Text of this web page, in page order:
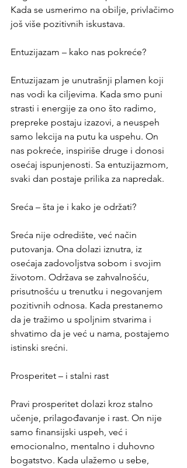
Kada se usmerimo na obilje, privlačimo
još više pozitivnih iskustava.
Entuzijazam – kako nas pokreće?
Entuzijazam je unutrašnji plamen koji
nas vodi ka ciljevima. Kada smo puni
strasti i energije za ono što radimo,
prepreke postaju izazovi, a neuspeh
samo lekcija na putu ka uspehu. On
nas pokreće, inspiriše druge i donosi
osećaj ispunjenosti. Sa entuzijazmom,
svaki dan postaje prilika za napredak.
Sreća – šta je i kako je održati?
Sreća nije odredište, već način
putovanja. Ona dolazi iznutra, iz
osećaja zadovoljstva sobom i svojim
životom. Održava se zahvalnošću,
prisutnošću u trenutku i negovanjem
pozitivnih odnosa. Kada prestanemo
da je tražimo u spoljnim stvarima i
shvatimo da je već u nama, postajemo
istinski srećni.
Prosperitet – i stalni rast
Pravi prosperitet dolazi kroz stalno
učenje, prilagođavanje i rast. On nije
samo finansijski uspeh, već i
emocionalno, mentalno i duhovno
bogatstvo. Kada ulažemo u sebe,